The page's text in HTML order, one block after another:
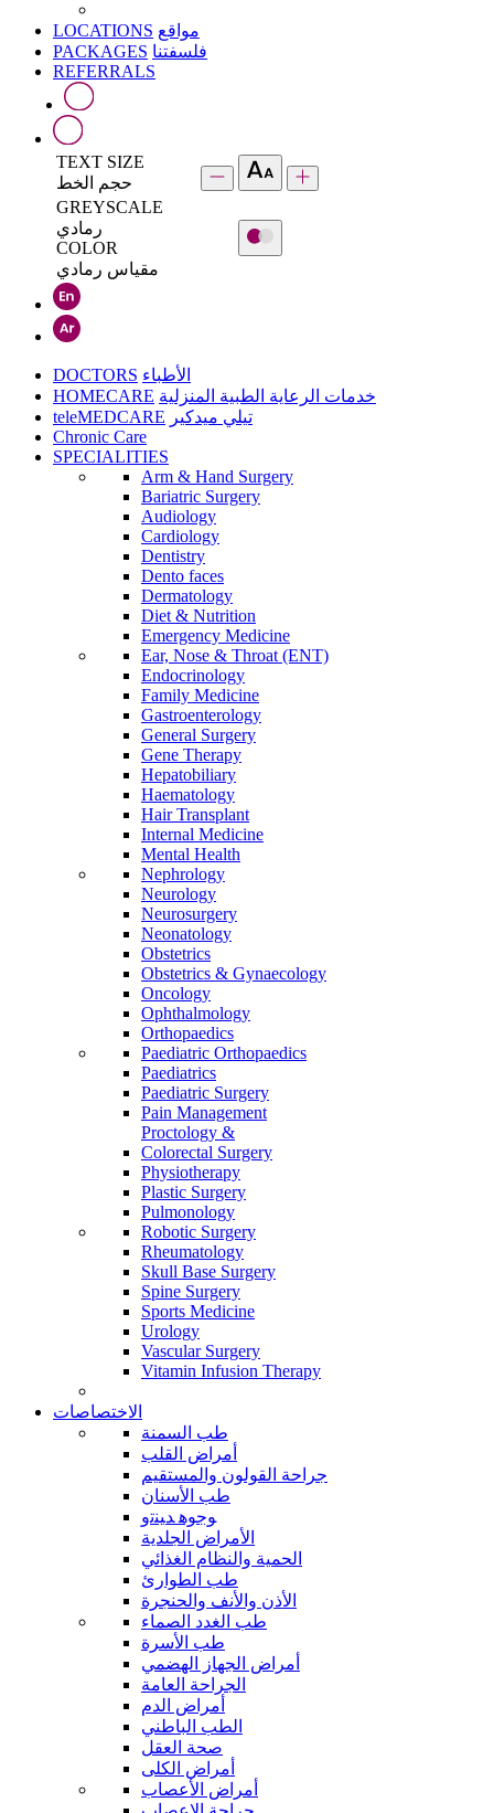
LOCATIONS مواقع
PACKAGES فلسفتنا
REFERRALS
TEXT SIZE
حجم الخط
GREYSCALE
رمادي
COLOR
مقياس رمادي
DOCTORS الأطباء
HOMECARE خدمات الرعاية الطبية المنزلية
teleMEDCARE تيلي ميدكير
Chronic Care
SPECIALITIES
Arm & Hand Surgery
Bariatric Surgery
Audiology
Cardiology
Dentistry
Dento faces
Dermatology
Diet & Nutrition
Emergency Medicine
Ear, Nose & Throat (ENT)
Endocrinology
Family Medicine
Gastroenterology
General Surgery
Gene Therapy
Hepatobiliary
Haematology
Hair Transplant
Internal Medicine
Mental Health
Nephrology
Neurology
Neurosurgery
Neonatology
Obstetrics
Obstetrics & Gynaecology
Oncology
Ophthalmology
Orthopaedics
Paediatric Orthopaedics
Paediatrics
Paediatric Surgery
Pain Management
Proctology &
Colorectal Surgery
Physiotherapy
Plastic Surgery
Pulmonology
Robotic Surgery
Rheumatology
Skull Base Surgery
Spine Surgery
Sports Medicine
Urology
Vascular Surgery
Vitamin Infusion Therapy
الاختصاصات
طب السمنة
أمراض القلب
جراحة القولون والمستقيم
طب الأسنان
ﻮﺟﻮﻫ ﺪﻴﻨﺗﻭ
الأمراض الجلدية
الحمية والنظام الغذائي
طب الطوارئ
الأذن والأنف والحنجرة
طب الغدد الصماء
طب الأسرة
أمراض الجهاز الهضمي
الجراحة العامة
أمراض الدم
الطب الباطني
صحة العقل
أمراض الكلى
أمراض الأعصاب